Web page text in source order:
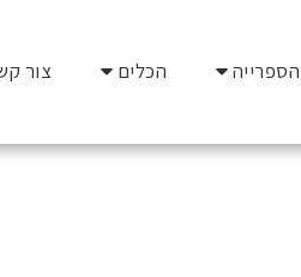
הספרייה הכלים צור